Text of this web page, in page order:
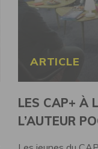
ARTICLE
LES CAP+ À
L’AUTEUR